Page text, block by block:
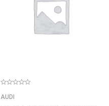
AUDI